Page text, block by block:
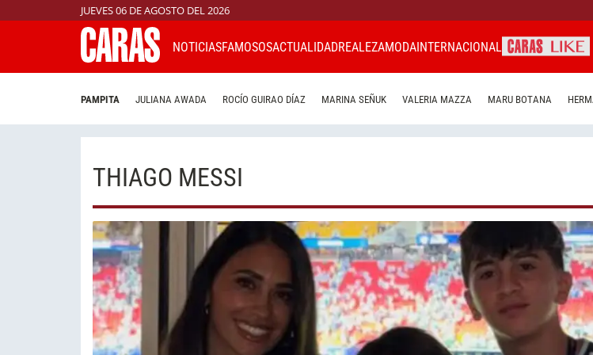
JUEVES 06 DE AGOSTO DEL 2026
NOTICIASFAMOSOSACTUALIDADREALEZAMODAINTERNACIONAL
PAMPITA JULIANA AWADA ROCÍO GUIRAO DÍAZ MARINA SEÑUK VALERIA MAZZA MARU BOTANA
THIAGO MESSI